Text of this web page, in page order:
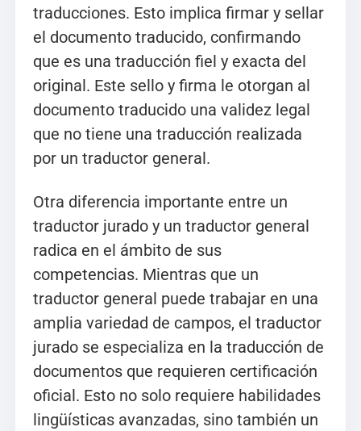
traducciones. Esto implica firmar y sellar
el documento traducido, confirmando
que es una traducción fiel y exacta del
original. Este sello y firma le otorgan al
documento traducido una validez legal
que no tiene una traducción realizada
por un traductor general.
Otra diferencia importante entre un
traductor jurado y un traductor general
radica en el ámbito de sus
competencias. Mientras que un
traductor general puede trabajar en una
amplia variedad de campos, el traductor
jurado se especializa en la traducción de
documentos que requieren certificación
oficial. Esto no solo requiere habilidades
lingüísticas avanzadas, sino también un